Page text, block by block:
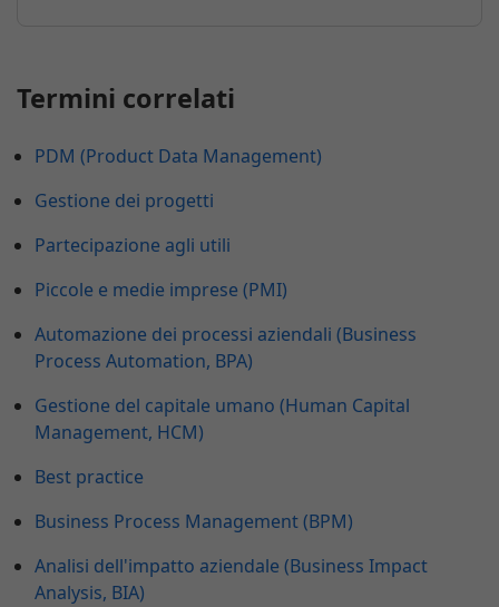
Termini correlati
PDM (Product Data Management)
Gestione dei progetti
Partecipazione agli utili
Piccole e medie imprese (PMI)
Automazione dei processi aziendali (Business
Process Automation, BPA)
Gestione del capitale umano (Human Capital
Management, HCM)
Best practice
Business Process Management (BPM)
Analisi dell'impatto aziendale (Business Impact
Analysis, BIA)